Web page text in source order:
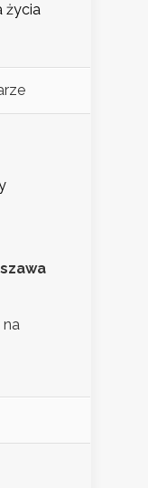
życia
na